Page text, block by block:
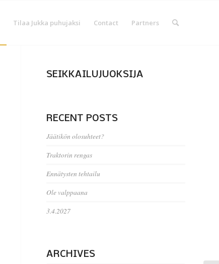
Tilaa Jukka puhujaksi Contact Partners
SEIKKAILUJUOKSIJA
RECENT POSTS
Jäätikön olosuhteet?
Traktorin rengas
Ennätysten tehtailu
Ole valppaana
3.4.2027
ARCHIVES